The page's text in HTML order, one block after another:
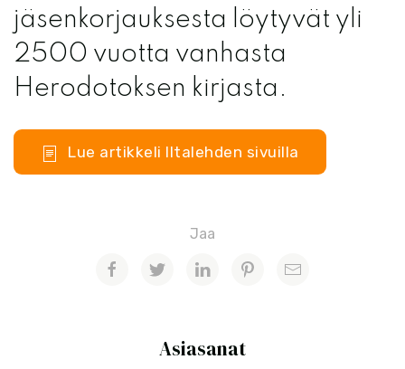
jäsenkorjauksesta löytyvät yli
2500 vuotta vanhasta
Herodotoksen kirjasta.
Lue artikkeli Iltalehden sivuilla
Jaa
Asiasanat